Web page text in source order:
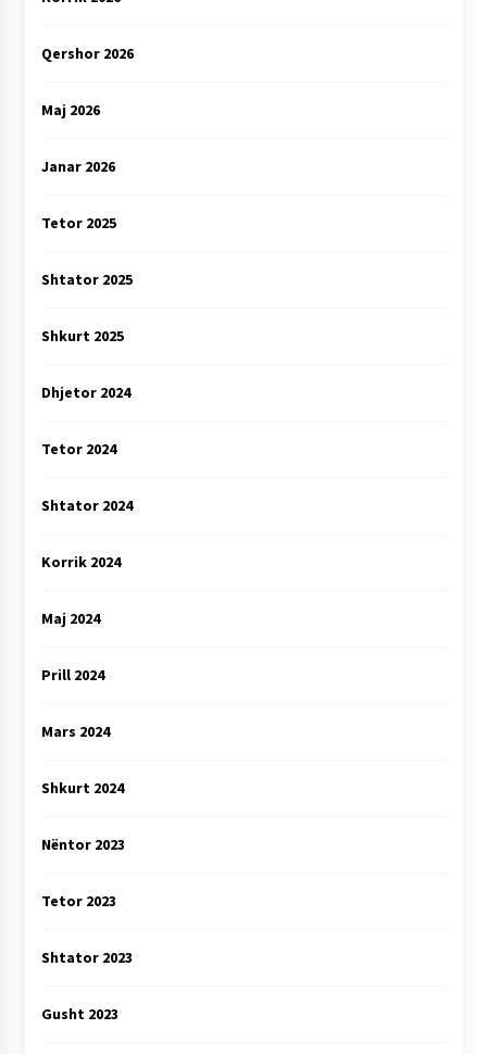
Qershor 2026
Maj 2026
Janar 2026
Tetor 2025
Shtator 2025
Shkurt 2025
Dhjetor 2024
Tetor 2024
Shtator 2024
Korrik 2024
Maj 2024
Prill 2024
Mars 2024
Shkurt 2024
Nëntor 2023
Tetor 2023
Shtator 2023
Gusht 2023